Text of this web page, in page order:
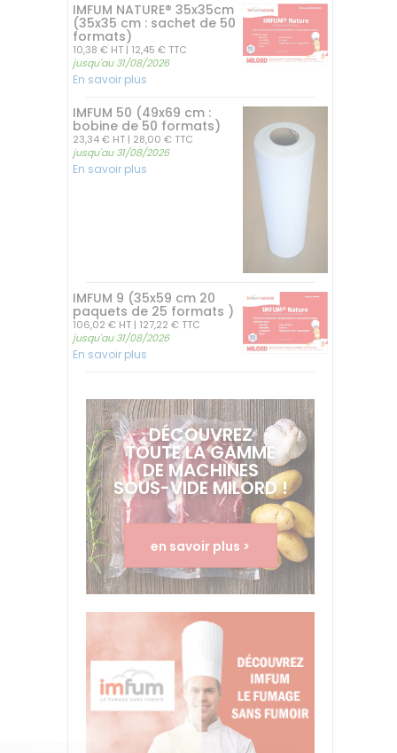
IMFUM NATURE® 35x35cm
(35x35 cm : sachet de 50
formats)
10,38 € HT | 12,45 € TTC
jusqu'au 31/08/2026
En savoir plus
IMFUM 50 (49x69 cm :
bobine de 50 formats)
23,34 € HT | 28,00 € TTC
jusqu'au 31/08/2026
En savoir plus
IMFUM 9 (35x59 cm 20
paquets de 25 formats )
106,02 € HT | 127,22 € TTC
jusqu'au 31/08/2026
En savoir plus
DÉCOUVREZ
TOUTE LA GAMME
DE MACHINES
SOUS-VIDE MILORD !
en savoir plus >